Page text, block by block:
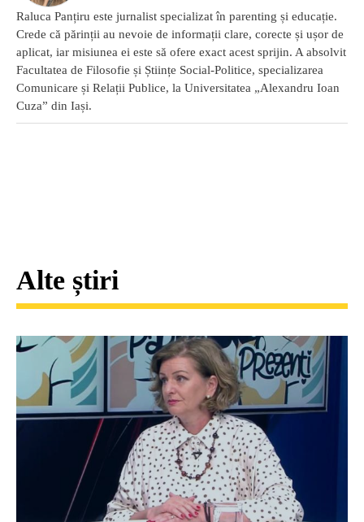
Raluca Panțiru este jurnalist specializat în parenting și educație.
Crede că părinții au nevoie de informații clare, corecte și ușor de
aplicat, iar misiunea ei este să ofere exact acest sprijin. A absolvit
Facultatea de Filosofie și Științe Social-Politice, specializarea
Comunicare și Relații Publice, la Universitatea „Alexandru Ioan
Cuza” din Iași.
Alte știri